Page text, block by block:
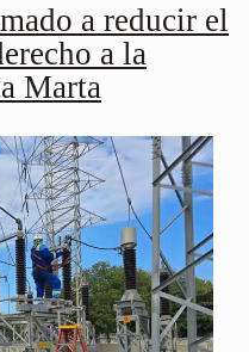
a reducir el
a la
Marta